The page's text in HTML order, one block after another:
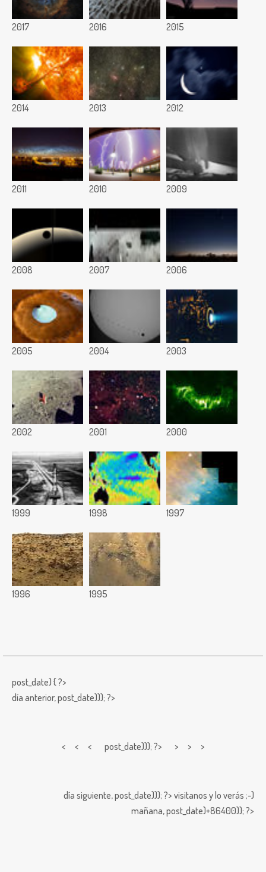
2017 2016 2015
2014 2013 2012
2011 2010 2009
2008 2007 2006
2005 2004 2003
2002 2001 2000
1999 1998 1997
1996 1995
post_date) { ?>
día anterior,post_date))); ?>
< < < post_date))); ?> > > >
día siguiente,post_date))); ?> visitanos y lo verás ;-)
mañana,post_date)+86400)); ?>